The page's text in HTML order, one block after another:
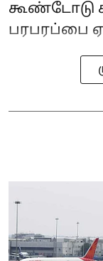
கூண்டோடு
பரபரப்பை